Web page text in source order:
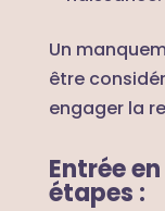
Un
être
engager la
Entrée
étapes :